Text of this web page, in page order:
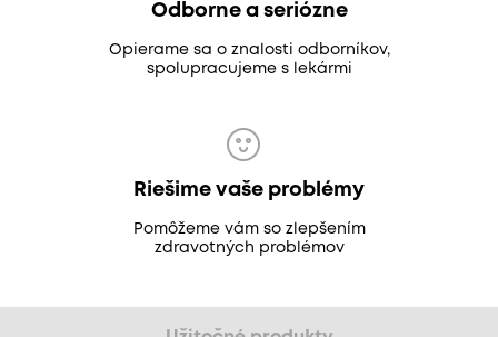
Odborne a seriózne
Opierame sa o znalosti odborníkov,
spolupracujeme s lekármi
Riešime vaše problémy
Pomôžeme vám so zlepšením
zdravotných problémov